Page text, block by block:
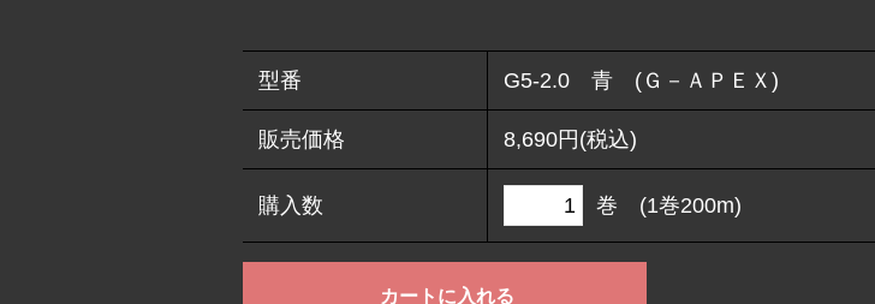
型番 G5-2.0 青 (Ｇ－ＡＰＥＸ)
販売価格 8,690円(税込)
購入数 巻 (1巻200m)